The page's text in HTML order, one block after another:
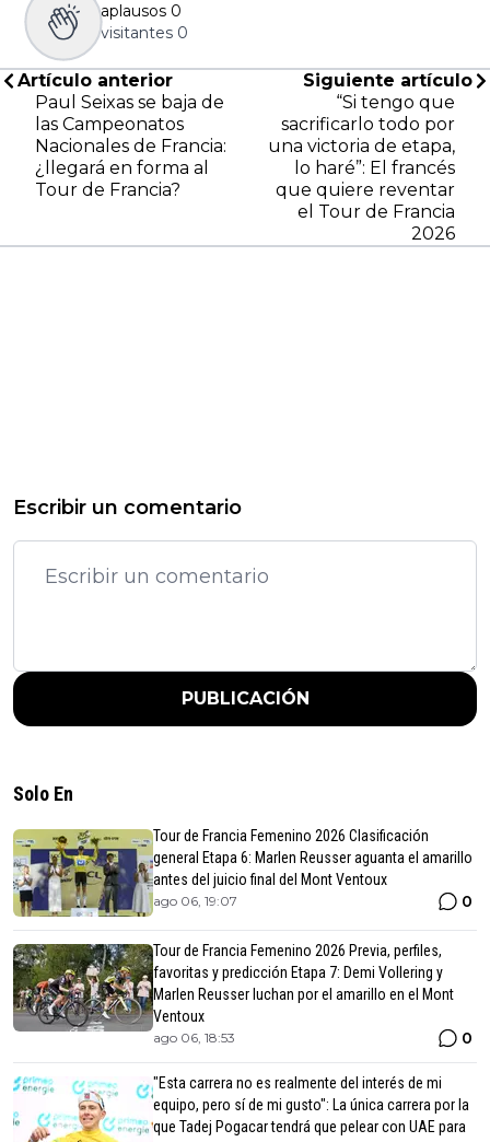
aplausos 0
visitantes 0
Artículo anterior
Paul Seixas se baja de
las Campeonatos
Nacionales de Francia:
¿llegará en forma al
Tour de Francia?
Siguiente artículo
“Si tengo que
sacrificarlo todo por
una victoria de etapa,
lo haré”: El francés
que quiere reventar
el Tour de Francia
2026
Escribir un comentario
PUBLICACIÓN
Solo En
Tour de Francia Femenino 2026 Clasificación
general Etapa 6: Marlen Reusser aguanta el amarillo
antes del juicio final del Mont Ventoux
ago 06, 19:07 0
Tour de Francia Femenino 2026 Previa, perfiles,
favoritas y predicción Etapa 7: Demi Vollering y
Marlen Reusser luchan por el amarillo en el Mont
Ventoux
ago 06, 18:53 0
"Esta carrera no es realmente del interés de mi
equipo, pero sí de mi gusto": La única carrera por la
que Tadej Pogacar tendrá que pelear con UAE para